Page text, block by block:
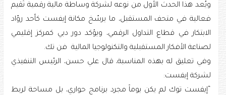
ويُعد هذا الحدث الأول من نوعه لشركة وساطة مالية رقمية تُقيم
فعالية في متحف المستقبل، ما يرسّخ مكانة إيفست كأحد روّاد
الابتكار في قطاع التداول الرقمي، ويؤكد دور دبي كمركز إقليمي
لصناعة الأفكار المستقبلية والتكنولوجيا المالية فن تك.
وفي تعليق له بهذه المناسبة، قال علي حسن، الرئيس التنفيذي
لشركة إيفست:
“إيفست توك لم يكن يوماً مجرد برنامج حواري، بل مساحة لربط